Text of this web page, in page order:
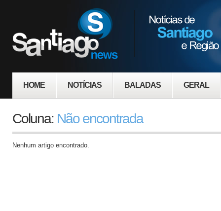
HOME NOTÍCIAS BALADAS GERAL
Coluna: Não encontrada
Nenhum artigo encontrado.